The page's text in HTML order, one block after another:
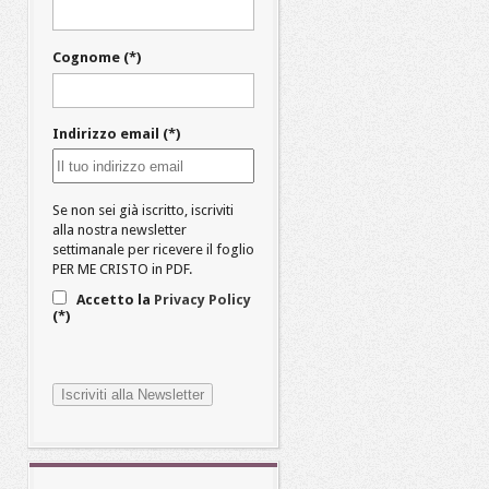
Cognome (*)
Indirizzo email (*)
Se non sei già iscritto, iscriviti
alla nostra newsletter
settimanale per ricevere il foglio
PER ME CRISTO in PDF.
Accetto la Privacy Policy
(*)